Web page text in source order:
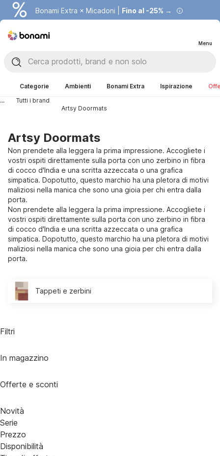
Bonami Extra × Micadoni | Fino al -25% →
Menu
Categorie Ambienti Bonami Extra Ispirazione
...
Tutti i brand
Artsy Doormats
Artsy Doormats
Non prendete alla leggera la prima impressione. Accogliete i
vostri ospiti direttamente sulla porta con uno zerbino in fibra
di cocco d'India e una scritta azzeccata o una grafica
simpatica. Dopotutto, questo marchio ha una pletora di motivi
maliziosi nella manica che sono una gioia per chi entra dalla
porta.
Non prendete alla leggera la prima impressione. Accogliete i
vostri ospiti direttamente sulla porta con uno zerbino in fibra
di cocco d'India e una scritta azzeccata o una grafica
simpatica. Dopotutto, questo marchio ha una pletora di motivi
maliziosi nella manica che sono una gioia per chi entra dalla
porta.
Tappeti e zerbini
Filtri
In magazzino
Offerte e sconti
Novità
Serie
Prezzo
Disponibilità